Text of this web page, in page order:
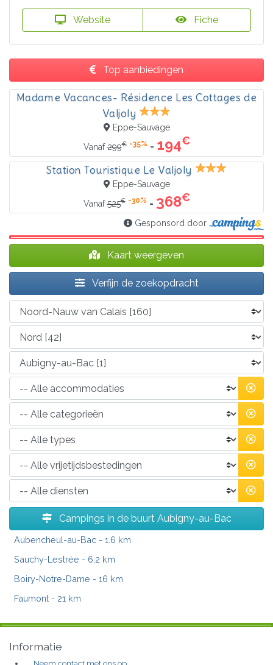
Website Fiche
Top aanbiedingen
Madame Vacances- Résidence Les Cottages de
Valjoly
Eppe-Sauvage
Vanaf299€ -35% = 194€
Station Touristique Le Valjoly
Eppe-Sauvage
Vanaf525€ -30% = 368€
Gesponsord door
Kaart weergeven
Verfijn de zoekopdracht
Campings in de buurt Aubigny-au-Bac
Aubencheul-au-Bac - 1.6 km
Sauchy-Lestrée - 6.2 km
Boiry-Notre-Dame - 16 km
Faumont - 21 km
Informatie